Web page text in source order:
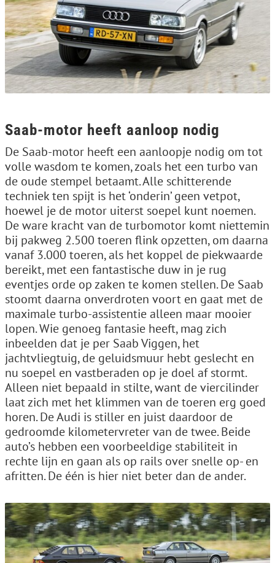
Saab-motor heeft aanloop nodig
De Saab-motor heeft een aanloopje nodig om tot
volle wasdom te komen, zoals het een turbo van
de oude stempel betaamt. Alle schitterende
techniek ten spijt is het ‘onderin’ geen vetpot,
hoewel je de motor uiterst soepel kunt noemen.
De ware kracht van de turbomotor komt niettemin
bij pakweg 2.500 toeren flink opzetten, om daarna
vanaf 3.000 toeren, als het koppel de piekwaarde
bereikt, met een fantastische duw in je rug
eventjes orde op zaken te komen stellen. De Saab
stoomt daarna onverdroten voort en gaat met de
maximale turbo-assistentie alleen maar mooier
lopen. Wie genoeg fantasie heeft, mag zich
inbeelden dat je per Saab Viggen, het
jachtvliegtuig, de geluidsmuur hebt geslecht en
nu soepel en vastberaden op je doel af stormt.
Alleen niet bepaald in stilte, want de viercilinder
laat zich met het klimmen van de toeren erg goed
horen. De Audi is stiller en juist daardoor de
gedroomde kilometervreter van de twee. Beide
auto’s hebben een voorbeeldige stabiliteit in
rechte lijn en gaan als op rails over snelle op- en
afritten. De één is hier niet beter dan de ander.